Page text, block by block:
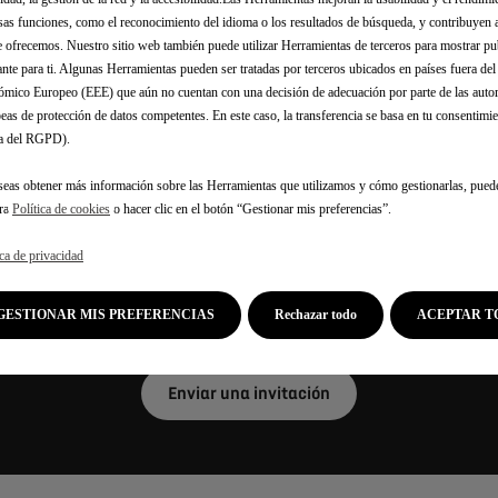
y exclusivos contenidos para que descubra Nº8 desde
de emocionantes videos que revelan cada detalle del
a suscribirse a nuestro boletín y recibir futuras
Enviar una invitación
funciones, como el reconocimiento del idioma o los resultados de búsqueda, y contribuyen
ofrecemos. Nuestro sitio web también puede utilizar Herramientas de terceros para mostrar
para ti. Algunas Herramientas pueden ser tratadas por terceros ubicados en países fuera
Europeo (EEE) que aún no cuentan con una decisión de adecuación por parte de las
de protección de datos competentes. En este caso, la transferencia se basa en tu
del RGPD).
obtener más información sobre las Herramientas que utilizamos y cómo gestionarlas,
Política de cookies o hacer clic en el botón “Gestionar mis preferencias”.
de privacidad
GESTIONAR MIS PREFERENCIAS ACEPTAR
Rechazar todo